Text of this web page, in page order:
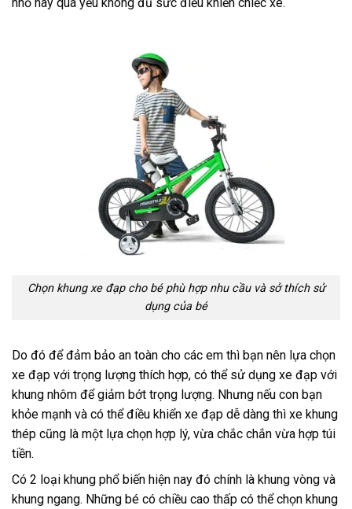
Chọn khung xe đạp cho bé phù hợp nhu cầu và sở thích sử
dụng của bé
Do đó để đảm bảo an toàn cho các em thì bạn nên lựa chọn
xe đạp với trọng lượng thích hợp, có thể sử dụng xe đạp với
khung nhôm để giảm bớt trọng lượng. Nhưng nếu con bạn
khỏe mạnh và có thể điều khiển xe đạp dễ dàng thì xe khung
thép cũng là một lựa chọn hợp lý, vừa chắc chắn vừa hợp túi
tiền.
Có 2 loại khung phổ biến hiện nay đó chính là khung vòng và
khung ngang. Những bé có chiều cao thấp có thể chọn khung